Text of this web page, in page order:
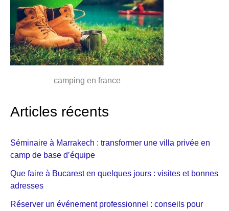
camping en france
Articles récents
Séminaire à Marrakech : transformer une villa privée en
camp de base d’équipe
Que faire à Bucarest en quelques jours : visites et bonnes
adresses
Réserver un événement professionnel : conseils pour